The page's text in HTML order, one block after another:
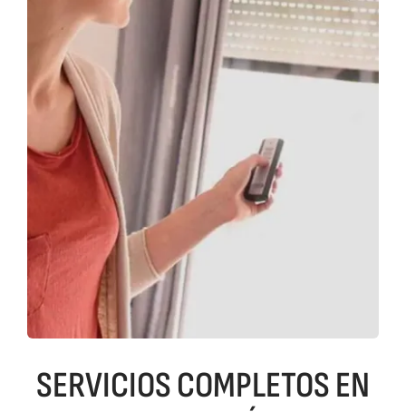
SERVICIOS COMPLETOS EN